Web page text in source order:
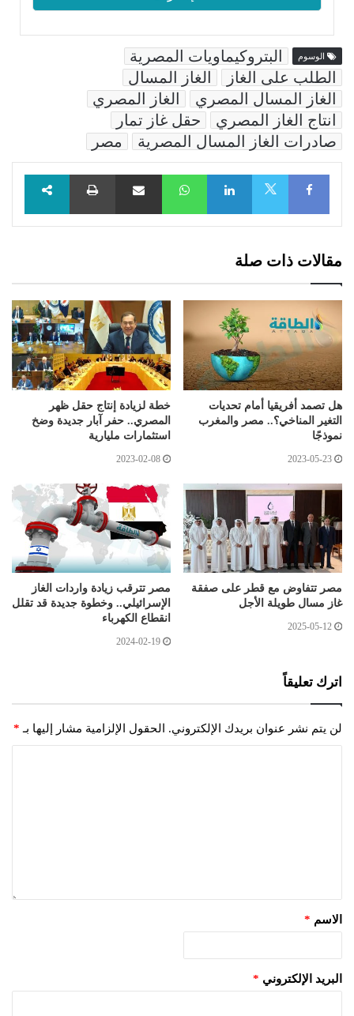
الوسوم
البتروكيماويات المصرية
الطلب على الغاز
الغاز المسال
الغاز المسال المصري
الغاز المصري
انتاج الغاز المصري
حقل غاز تمار
صادرات الغاز المسال المصرية
مصر
Facebook
LinkedIn
WhatsAppمشاركة عبر البريد طباعة
مقالات ذات صلة
هل تصمد أفريقيا أمام تحديات
التغير المناخي؟.. مصر والمغرب
نموذجًا
2023-05-23
خطة لزيادة إنتاج حقل ظهر
المصري.. حفر آبار جديدة وضخ
استثمارات مليارية
2023-02-08
مصر تتفاوض مع قطر على صفقة
غاز مسال طويلة الأجل
2025-05-12
مصر تترقب زيادة واردات الغاز
الإسرائيلي.. وخطوة جديدة قد تقلل
انقطاع الكهرباء
2024-02-19
اترك تعليقاً
لن يتم نشر عنوان بريدك الإلكتروني. الحقول الإلزامية مشار إليها بـ *
الاسم *
البريد الإلكتروني *